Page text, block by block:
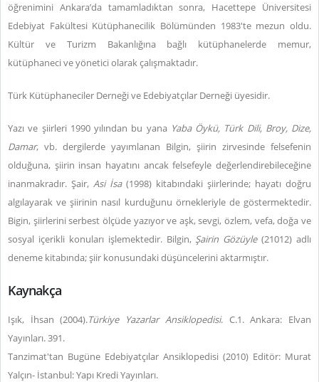
öğrenimini Ankara’da tamamladıktan sonra, Hacettepe Üniversitesi
Edebiyat Fakültesi Kütüphanecilik Bölümünden 1983'te mezun oldu.
Kültür ve Turizm Bakanlığına bağlı kütüphanelerde memur,
kütüphaneci ve yönetici olarak çalışmaktadır.
Türk Kütüphaneciler Derneği ve Edebiyatçılar Derneği üyesidir.
Yazı ve şiirleri 1990 yılından bu yana Yaba Öykü, Türk Dili, Broy, Dize,
Damar, vb. dergilerde yayımlanan Bilgin, şiirin zirvesinde felsefenin
olduğuna, şiirin insan hayatını ancak felsefeyle değerlendirebileceğine
inanmakradır. Şair, Asi İsa(1998) kitabındaki şiirlerinde; hayatı doğru
algılayarak ve şiirinin nasıl kurduğunu örnekleriyle de göstermektedir.
Bigin, şiirlerini serbest ölçüde yazıyor ve aşk, sevgi, özlem, vefa, doğa ve
sosyal içerikli konuları işlemektedir. Bilgin, Şairin Gözüyle(21012) adlı
deneme kitabında; şiir konusundaki düşüncelerini aktarmıştır.
Kaynakça
Işık, İhsan (2004).Türkiye Yazarlar Ansiklopedisi. C.1. Ankara: Elvan
Yayınları. 391.
Tanzimat'tan Bugüne Edebiyatçılar Ansiklopedisi (2010) Editör: Murat
Yalçın- İstanbul: Yapı Kredi Yayınları.